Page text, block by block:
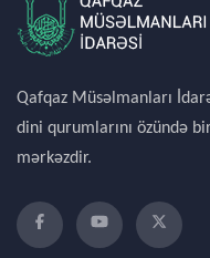
Qafqaz Müsəlmanları
dini qurumlarını özündə
mərkəzdir.